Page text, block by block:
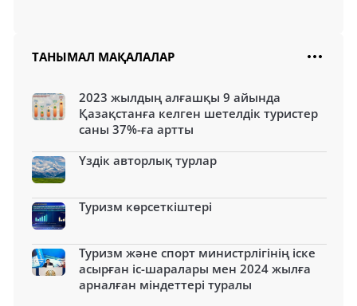
ТАНЫМАЛ МАҚАЛАЛАР
2023 жылдың алғашқы 9 айында
Қазақстанға келген шетелдік туристер
саны 37%-ға артты
Үздік авторлық турлар
Туризм көрсеткіштері
Туризм және спорт министрлігінің іске
асырған іс-шаралары мен 2024 жылға
арналған міндеттері туралы